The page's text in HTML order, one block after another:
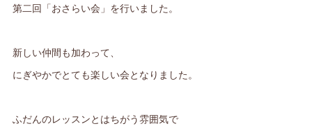
第二回「おさらい会」を行いました。
新しい仲間も加わって、
にぎやかでとても楽しい会となりました。
ふだんのレッスンとはちがう雰囲気で